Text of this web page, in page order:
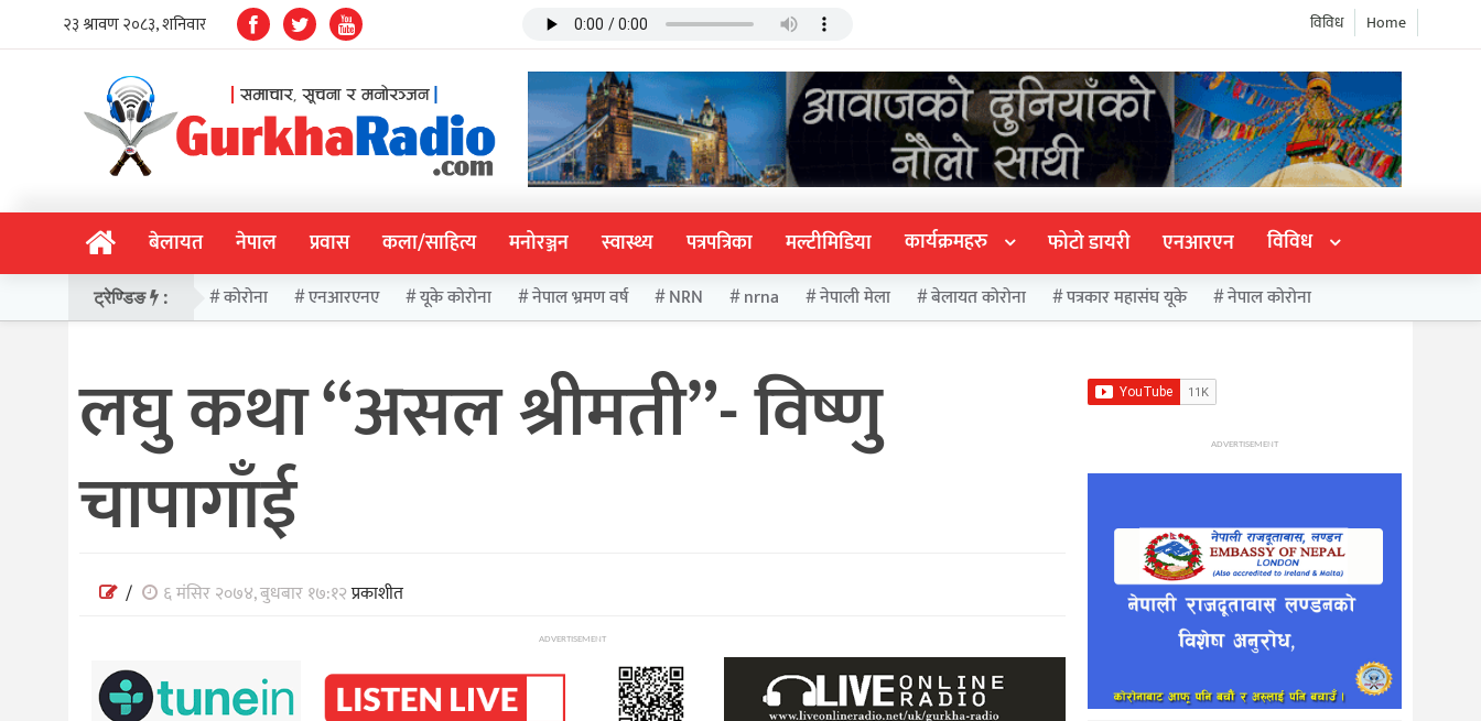
Home
विविध
बेलायत नेपाल प्रवास कला/साहित्य मनोरञ्जन स्वास्थ्य पत्रपत्रिका मल्टीमिडिया कार्यक्रमहरु फोटो डायरी एनआरएन विविध
ट्रेण्डिङ : कोरोना एनआरएनए यूके कोरोना नेपाल भ्रमण वर्ष NRN nrna नेपाली मेला बेलायत कोरोना पत्रकार महासंघ यूके नेपाल कोरोना
लघु कथा “असल श्रीमती”- विष्णु
चापागाँई
/ ६ मंसिर २०७४, बुधबार १७:१२प्रकाशीत
ADVERTISEMENT
ADVERTISEMENT